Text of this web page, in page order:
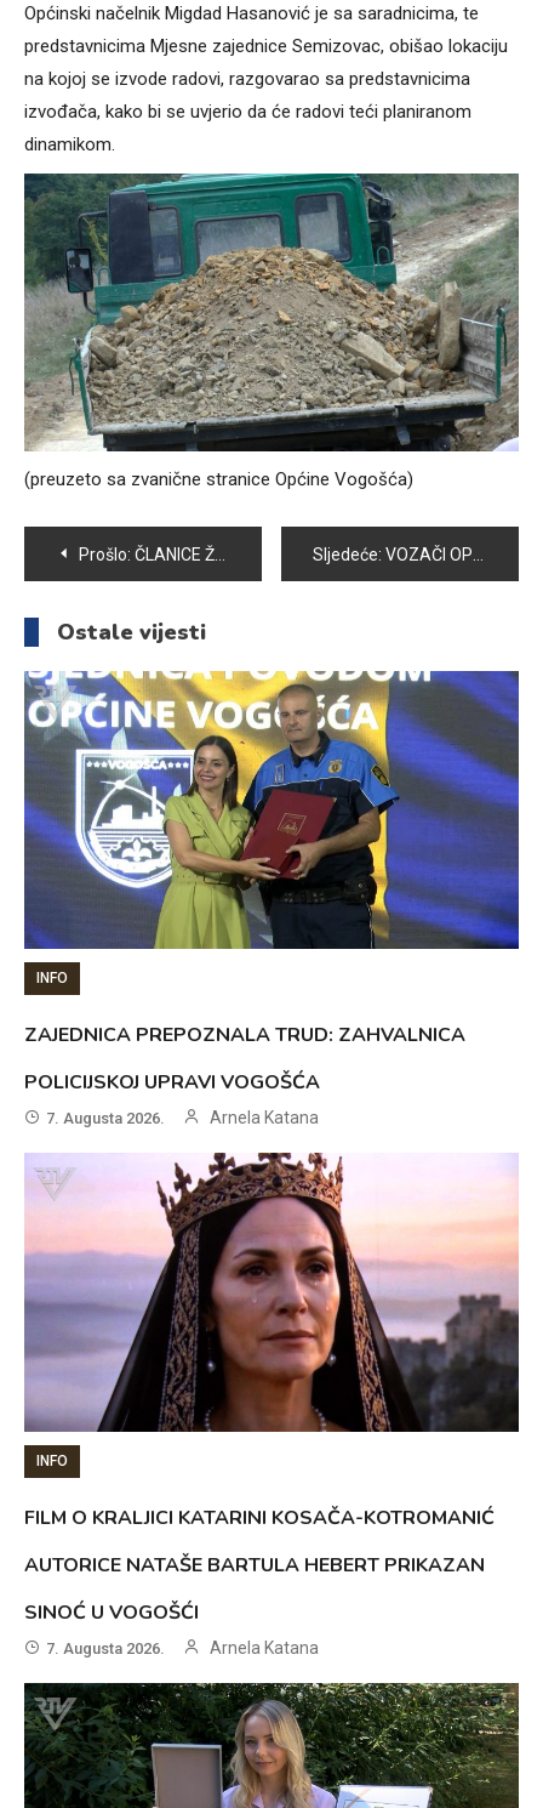
Općinski načelnik Migdad Hasanović je sa saradnicima, te
predstavnicima Mjesne zajednice Semizovac, obišao lokaciju
na kojoj se izvode radovi, razgovarao sa predstavnicima
izvođača, kako bi se uvjerio da će radovi teći planiranom
dinamikom.
(preuzeto sa zvanične stranice Općine Vogošća)
Navigacija
članaka
Prošlo: ČLANICE ŽNK „VOGOŠĆA“ VRIJEDNO SE PRIPREMAJU ZA TAKMIČARSKU SEZONU Sljedeće: VOZAČI OPREZ: U SEMIZOVCU POSTAVLJEN RADAR
Ostale vijesti
INFO
ZAJEDNICA PREPOZNALA TRUD: ZAHVALNICA
POLICIJSKOJ UPRAVI VOGOŠĆA
7. Augusta 2026. Arnela Katana
INFO
FILM O KRALJICI KATARINI KOSAČA-KOTROMANIĆ
AUTORICE NATAŠE BARTULA HEBERT PRIKAZAN
SINOĆ U VOGOŠĆI
7. Augusta 2026. Arnela Katana